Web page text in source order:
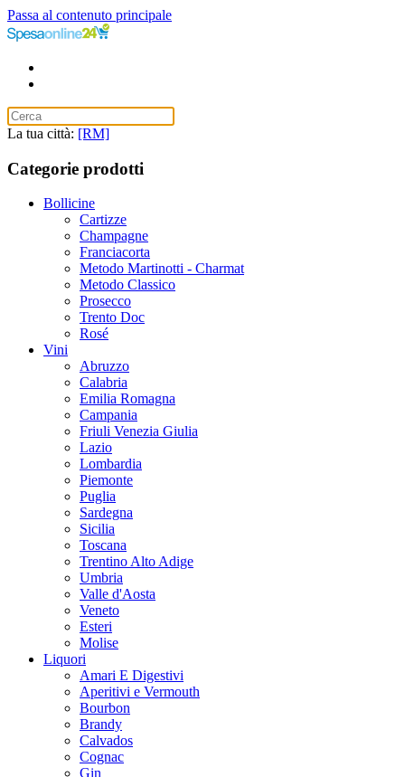
Passa al contenuto principale
La tua città: [RM]
Categorie prodotti
Bollicine
Cartizze
Champagne
Franciacorta
Metodo Martinotti - Charmat
Metodo Classico
Prosecco
Trento Doc
Rosé
Vini
Abruzzo
Calabria
Emilia Romagna
Campania
Friuli Venezia Giulia
Lazio
Lombardia
Piemonte
Puglia
Sardegna
Sicilia
Toscana
Trentino Alto Adige
Umbria
Valle d'Aosta
Veneto
Esteri
Molise
Liquori
Amari E Digestivi
Aperitivi e Vermouth
Bourbon
Brandy
Calvados
Cognac
Gin